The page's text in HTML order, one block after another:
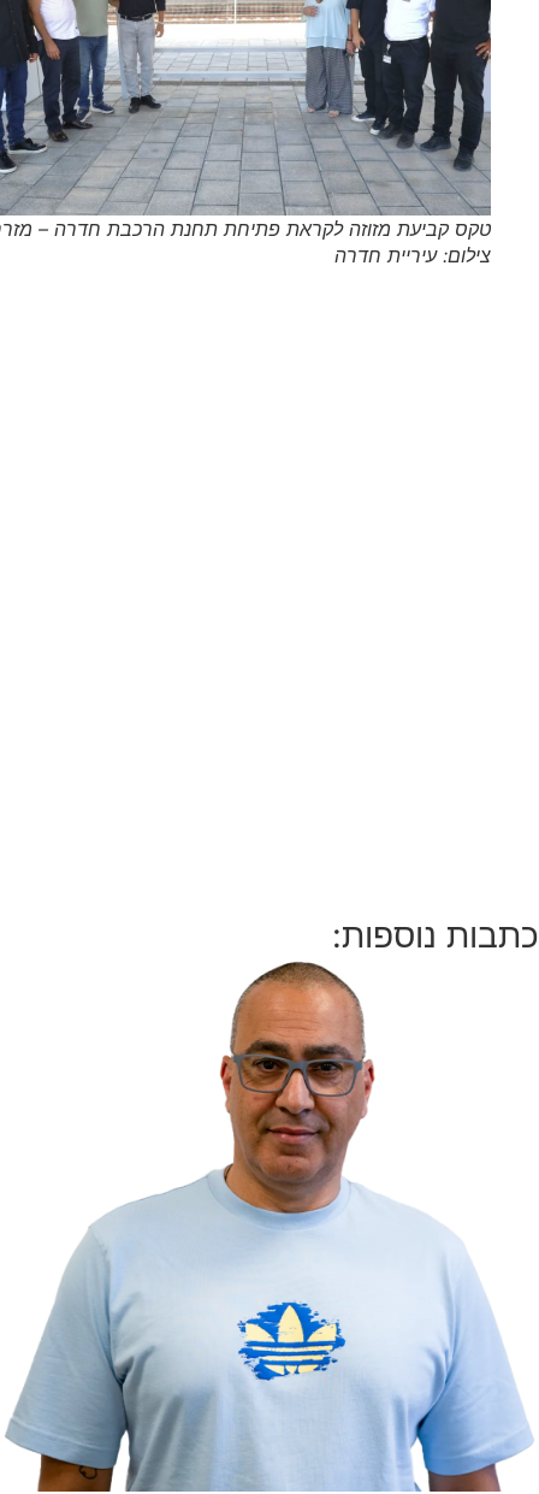
טקס קביעת מזוזה לקראת פתיחת תחנת הרכבת חדרה – מזרח |
צילום: עיריית חדרה
נוספות: